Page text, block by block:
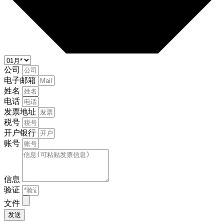
公司
电子邮箱
姓名
电话
发票地址
税号
开户银行
账号
信息
验证
文件
发送